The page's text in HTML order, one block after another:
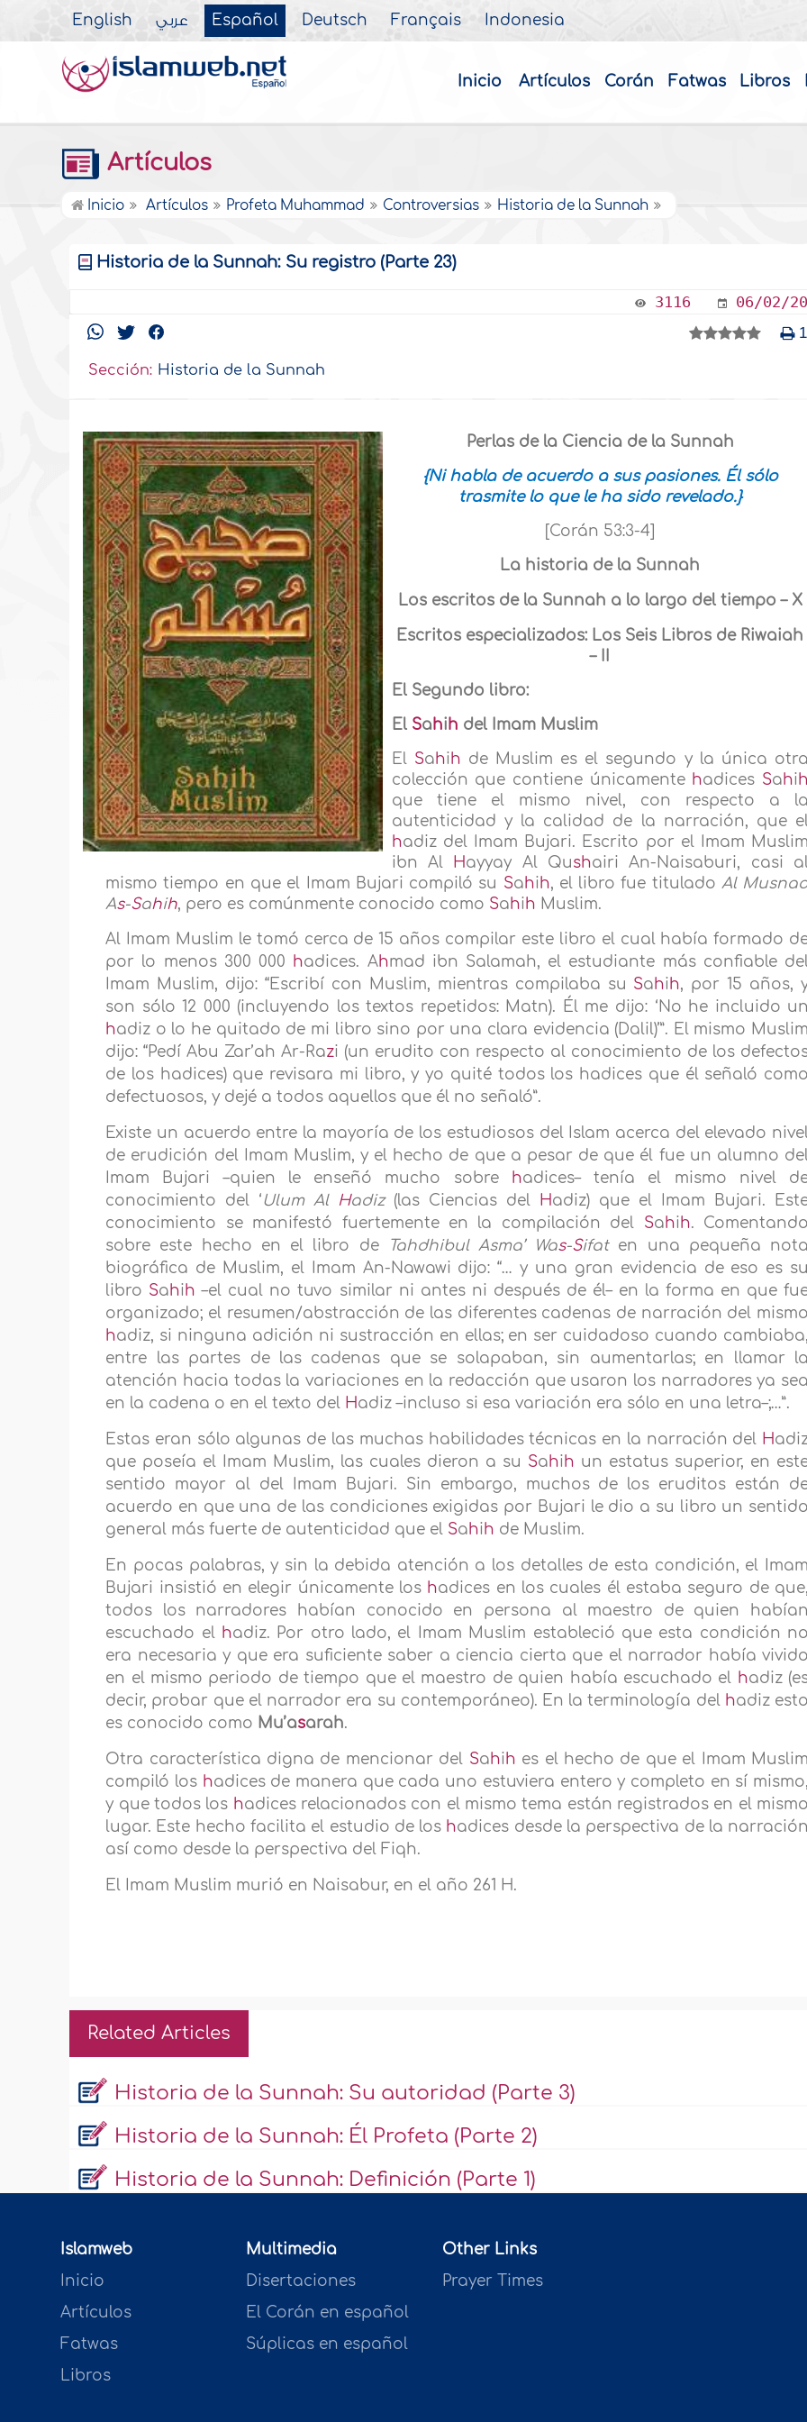
English عربي Español Deutsch Français Indonesia
Inicio Artículos Corán Fatwas Libros
Artículos
Inicio Artículos Profeta Muhammad Controversias Historia de la Sunnah
Historia de la Sunnah: Su registro (Parte 23)
3116 06/02/
Sección: Historia de la Sunnah
Perlas de la Ciencia de la Sunnah
{Ni habla de acuerdo a sus pasiones. Él sólo
trasmite lo que le ha sido revelado.}
[Corán 53:3-4]
La historia de la Sunnah
Los escritos de la Sunnah a lo largo del tiempo – X
Escritos especializados: Los Seis Libros de Riwaiah
– II
El Segundo libro:
El Sahih del Imam Muslim
El Sahih de Muslim es el segundo y la única otra
colección que contiene únicamente hadices Sahih
que tiene el mismo nivel, con respecto a la
autenticidad y la calidad de la narración, que
hadiz del Imam Bujari. Escrito por el Imam Muslim
ibn Al Hayyay Al Qushairi An-Naisaburi, casi
mismo tiempo en que el Imam Bujari compiló su Sahih, el libro fue titulado Al
As-Sahih, pero es comúnmente conocido como Sahih Muslim.
Al Imam Muslim le tomó cerca de 15 años compilar este libro el cual había formado
por lo menos 300 000 hadices. Ahmad ibn Salamah, el estudiante más confiable
Imam Muslim, dijo: “Escribí con Muslim, mientras compilaba su Sahih, por 15 años,
son sólo 12 000 (incluyendo los textos repetidos: Matn). Él me dijo: ‘No he incluido un
hadiz o lo he quitado de mi libro sino por una clara evidencia (Dalil)’”. El mismo Muslim
dijo: “Pedí Abu Zar’ah Ar-Razi (un erudito con respecto al conocimiento de los
de los hadices) que revisara mi libro, y yo quité todos los hadices que él señaló como
defectuosos, y dejé a todos aquellos que él no señaló”.
Existe un acuerdo entre la mayoría de los estudiosos del Islam acerca del elevado
de erudición del Imam Muslim, y el hecho de que a pesar de que él fue un alumno
Imam Bujari –quien le enseñó mucho sobre hadices– tenía el mismo nivel
conocimiento del ‘Ulum Al Hadiz(las Ciencias del Hadiz) que el Imam Bujari.
conocimiento se manifestó fuertemente en la compilación del Sahih. Comentando
sobre este hecho en el libro de
Tahdhibul Asma’ Was-Sifaten una pequeña nota
biográfica de Muslim, el Imam An-Nawawi dijo: “… y una gran evidencia de eso es su
libro Sahih –el cual no tuvo similar ni antes ni después de él– en la forma en que
organizado; el resumen/abstracción de las diferentes cadenas de narración del mismo
hadiz, si ninguna adición ni sustracción en ellas; en ser cuidadoso cuando cambiaba,
entre las partes de las cadenas que se solapaban, sin aumentarlas; en llamar la
atención hacia todas la variaciones en la redacción que usaron los narradores ya sea
en la cadena o en el texto del Hadiz –incluso si esa variación era sólo en una letra–;…”.
Estas eran sólo algunas de las muchas habilidades técnicas en la narración del H
que poseía el Imam Muslim, las cuales dieron a su Sahih un estatus superior, en
sentido mayor al del Imam Bujari. Sin embargo, muchos de los eruditos están
acuerdo en que una de las condiciones exigidas por Bujari le dio a su libro un sentido
general más fuerte de autenticidad que el Sahih de Muslim.
En pocas palabras, y sin la debida atención a los detalles de esta condición, el Imam
Bujari insistió en elegir únicamente los hadices en los cuales él estaba seguro de que,
todos los narradores habían conocido en persona al maestro de quien habían
escuchado el hadiz. Por otro lado, el Imam Muslim estableció que esta condición no
era necesaria y que era suficiente saber a ciencia cierta que el narrador había vivido
en el mismo periodo de tiempo que el maestro de quien había escuchado el hadiz
decir, probar que el narrador era su contemporáneo). En la terminología del hadiz esto
es conocido como Mu’asarah.
Otra característica digna de mencionar del Sahih es el hecho de que el Imam Muslim
compiló los hadices de manera que cada uno estuviera entero y completo en sí mismo,
y que todos los hadices relacionados con el mismo tema están registrados en el mismo
lugar. Este hecho facilita el estudio de los hadices desde la perspectiva de la narración
así como desde la perspectiva del Fiqh.
El Imam Muslim murió en Naisabur, en el año 261 H.
Related Articles
Historia de la Sunnah: Su autoridad (Parte 3)
Historia de la Sunnah: Él Profeta (Parte 2)
Historia de la Sunnah: Definición (Parte 1)
Islamweb
Inicio
Artículos
Fatwas
Libros
Multimedia
Disertaciones
El Corán en español
Súplicas en español
Other Links
Prayer Times